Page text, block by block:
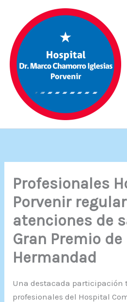
contenido
Profesionales
Porvenir
atenciones de
Gran Premio de
Hermandad
Una destacada participación
profesionales del Hospital